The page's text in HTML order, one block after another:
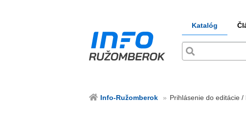
Katalóg
Info-Ružomberok Prihlásenie do editácie